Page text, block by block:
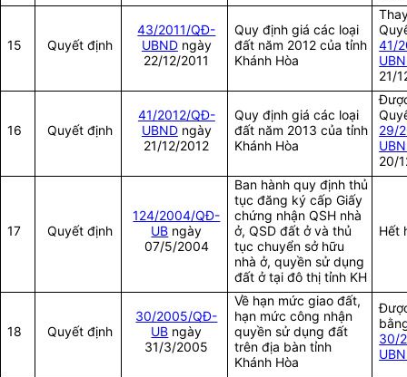
15 Quyết định
43/2011/QĐ-
UBNDngày
22/12/2011
Quy định giá các loại
đất năm 2012 của tỉnh
Khánh Hòa
41/
21/
16 Quyết định
41/2012/QĐ-
UBNDngày
21/12/2012
Quy định giá các loại
đất năm 2013 của tỉnh
Khánh Hòa
29/
20/
17 Quyết định
124/2004/QĐ-
UB ngày
07/5/2004
Ban hành quy định thủ
tục đăng ký cấp Giấy
chứng nhận QSH nhà
ở, QSD đất ở và thủ
tục chuyển sở hữu
nhà ở, quyền sử dụng
đất ở tại đô thị tỉnh KH
Hết
18 Quyết định
30/2005/QĐ-
UB ngày
31/3/2005
Về hạn mức giao đất,
hạn mức công nhận
quyền sử dụng đất
trên địa bàn tỉnh
Khánh Hòa
30/